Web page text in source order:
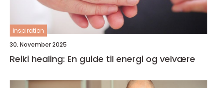
inspiration
30. November 2025
Reiki healing: En guide til energi og velvære